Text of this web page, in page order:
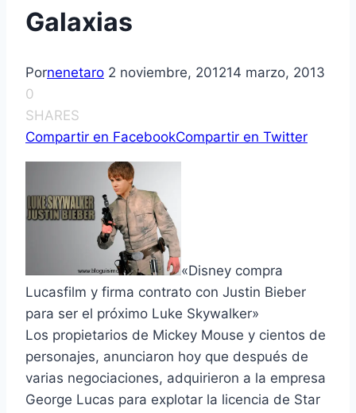
Galaxias
Pornenetaro 2 noviembre, 201214 marzo, 2013
0
SHARES
Compartir en FacebookCompartir en Twitter
«Disney compra
Lucasfilm y firma contrato con Justin Bieber
para ser el próximo Luke Skywalker»
Los propietarios de Mickey Mouse y cientos de
personajes, anunciaron hoy que después de
varias negociaciones, adquirieron a la empresa
George Lucas para explotar la licencia de Star